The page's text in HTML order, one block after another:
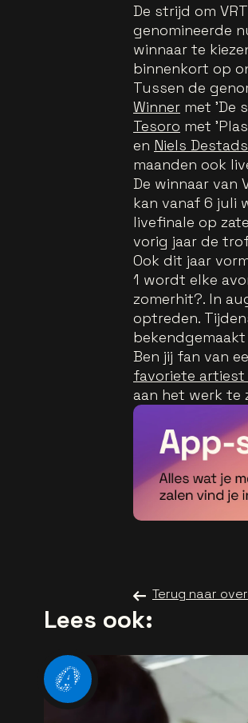
De strijd om
genomineerde
winnaar te
binnenkort op
Tussen de
Winner met 'De
Tesoro met
en Niels
maanden ook
De winnaar van
kan vanaf 6 juli
livefinale op
vorig jaar de
Ook dit jaar
1 wordt elke
zomerhit?. In
optreden.
Ben jij fan van
favoriete artiest
aan het werk te
Terug naar
Lees ook: